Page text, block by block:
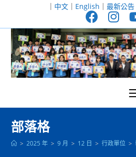
至
｜ 中文｜ English ｜ 最新公告
部落格
> 2025 年 > 9 月 > 12 日 > 行政單位 >